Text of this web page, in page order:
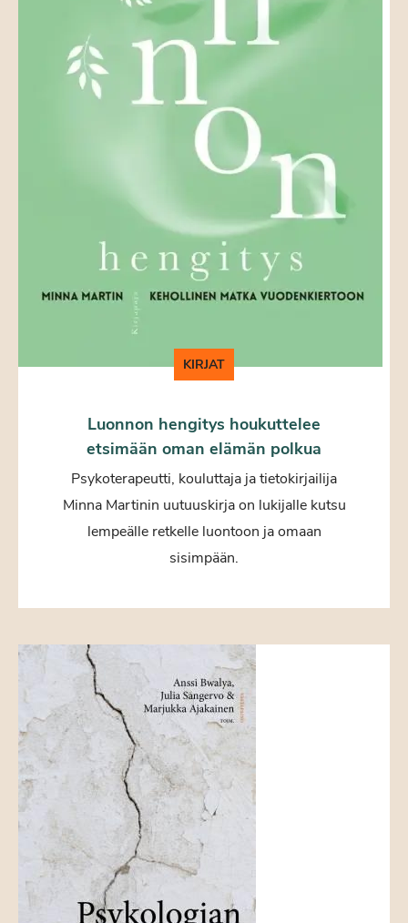
KIRJAT
Luonnon hengitys houkuttelee
etsimään oman elämän polkua
Psykoterapeutti, kouluttaja ja tietokirjailija
Minna Martinin uutuuskirja on lukijalle kutsu
lempeälle retkelle luontoon ja omaan
sisimpään.